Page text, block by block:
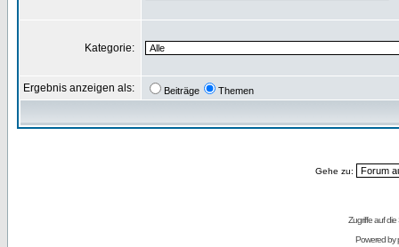
Kategorie:
Ergebnis anzeigen als: Beiträge Themen
Gehe zu:
Zugriffe auf
Powered by